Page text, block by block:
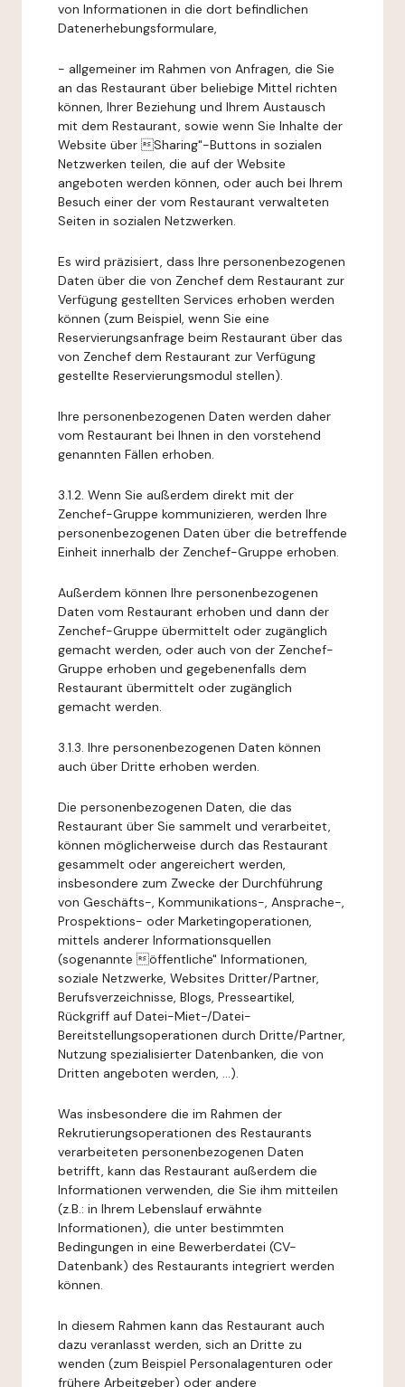
von Informationen in die dort befindlichen
Datenerhebungsformulare,
- allgemeiner im Rahmen von Anfragen, die Sie
an das Restaurant über beliebige Mittel richten
können, Ihrer Beziehung und Ihrem Austausch
mit dem Restaurant, sowie wenn Sie Inhalte der
Website über Sharing"-Buttons in sozialen
Netzwerken teilen, die auf der Website
angeboten werden können, oder auch bei Ihrem
Besuch einer der vom Restaurant verwalteten
Seiten in sozialen Netzwerken.
Es wird präzisiert, dass Ihre personenbezogenen
Daten über die von Zenchef dem Restaurant zur
Verfügung gestellten Services erhoben werden
können (zum Beispiel, wenn Sie eine
Reservierungsanfrage beim Restaurant über das
von Zenchef dem Restaurant zur Verfügung
gestellte Reservierungsmodul stellen).
Ihre personenbezogenen Daten werden daher
vom Restaurant bei Ihnen in den vorstehend
genannten Fällen erhoben.
3.1.2. Wenn Sie außerdem direkt mit der
Zenchef-Gruppe kommunizieren, werden Ihre
personenbezogenen Daten über die betreffende
Einheit innerhalb der Zenchef-Gruppe erhoben.
Außerdem können Ihre personenbezogenen
Daten vom Restaurant erhoben und dann der
Zenchef-Gruppe übermittelt oder zugänglich
gemacht werden, oder auch von der Zenchef-
Gruppe erhoben und gegebenenfalls dem
Restaurant übermittelt oder zugänglich
gemacht werden.
3.1.3. Ihre personenbezogenen Daten können
auch über Dritte erhoben werden.
Die personenbezogenen Daten, die das
Restaurant über Sie sammelt und verarbeitet,
können möglicherweise durch das Restaurant
gesammelt oder angereichert werden,
insbesondere zum Zwecke der Durchführung
von Geschäfts-, Kommunikations-, Ansprache-,
Prospektions- oder Marketingoperationen,
mittels anderer Informationsquellen
(sogenannte öffentliche" Informationen,
soziale Netzwerke, Websites Dritter/Partner,
Berufsverzeichnisse, Blogs, Presseartikel,
Rückgriff auf Datei-Miet-/Datei-
Bereitstellungsoperationen durch Dritte/Partner,
Nutzung spezialisierter Datenbanken, die von
Dritten angeboten werden, ...).
Was insbesondere die im Rahmen der
Rekrutierungsoperationen des Restaurants
verarbeiteten personenbezogenen Daten
betrifft, kann das Restaurant außerdem die
Informationen verwenden, die Sie ihm mitteilen
(z.B.: in Ihrem Lebenslauf erwähnte
Informationen), die unter bestimmten
Bedingungen in eine Bewerberdatei (CV-
Datenbank) des Restaurants integriert werden
können.
In diesem Rahmen kann das Restaurant auch
dazu veranlasst werden, sich an Dritte zu
wenden (zum Beispiel Personalagenturen oder
frühere Arbeitgeber) oder andere